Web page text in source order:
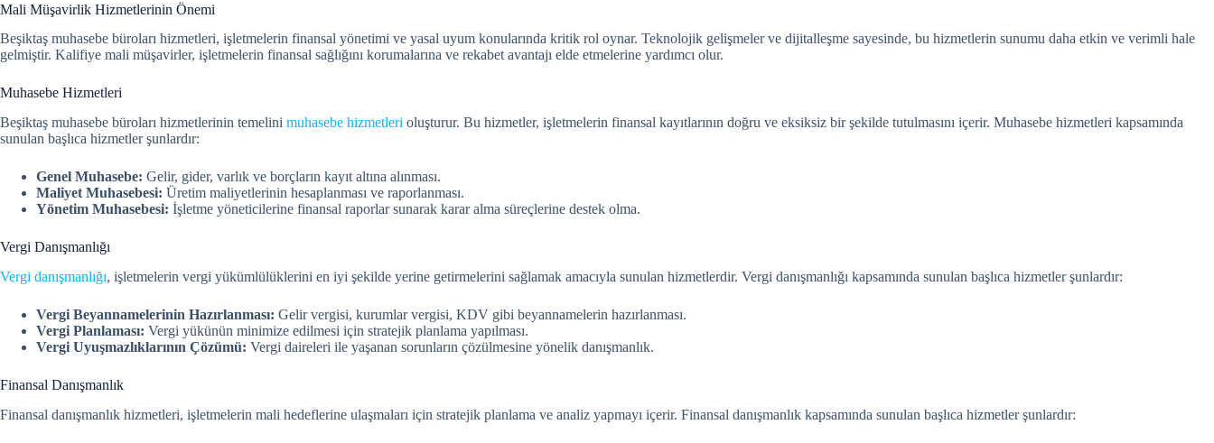
Mali Müşavirlik Hizmetlerinin Önemi
Beşiktaş muhasebe büroları hizmetleri, işletmelerin finansal yönetimi ve yasal uyum konularında kritik rol oynar. Teknolojik gelişmeler ve dijitalleşme sayesinde, bu hizmetlerin sunumu daha etkin ve verimli hale
gelmiştir. Kalifiye mali müşavirler, işletmelerin finansal sağlığını korumalarına ve rekabet avantajı elde etmelerine yardımcı olur.
Muhasebe Hizmetleri
Beşiktaş muhasebe büroları hizmetlerinin temelini muhasebe hizmetleri oluşturur. Bu hizmetler, işletmelerin finansal kayıtlarının doğru ve eksiksiz bir şekilde tutulmasını içerir. Muhasebe hizmetleri kapsamında
sunulan başlıca hizmetler şunlardır:
Genel Muhasebe: Gelir, gider, varlık ve borçların kayıt altına alınması.
Maliyet Muhasebesi: Üretim maliyetlerinin hesaplanması ve raporlanması.
Yönetim Muhasebesi: İşletme yöneticilerine finansal raporlar sunarak karar alma süreçlerine destek olma.
Vergi Danışmanlığı
Vergi danışmanlığı, işletmelerin vergi yükümlülüklerini en iyi şekilde yerine getirmelerini sağlamak amacıyla sunulan hizmetlerdir. Vergi danışmanlığı kapsamında sunulan başlıca hizmetler şunlardır:
Vergi Beyannamelerinin Hazırlanması: Gelir vergisi, kurumlar vergisi, KDV gibi beyannamelerin hazırlanması.
Vergi Planlaması: Vergi yükünün minimize edilmesi için stratejik planlama yapılması.
Vergi Uyuşmazlıklarının Çözümü: Vergi daireleri ile yaşanan sorunların çözülmesine yönelik danışmanlık.
Finansal Danışmanlık
Finansal danışmanlık hizmetleri, işletmelerin mali hedeflerine ulaşmaları için stratejik planlama ve analiz yapmayı içerir. Finansal danışmanlık kapsamında sunulan başlıca hizmetler şunlardır: